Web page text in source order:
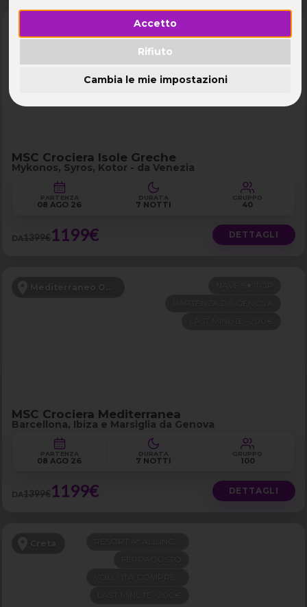
Accetto
Rifiuto
Cambia le mie impostazioni
PENSIONE COMPLETA
LAST MINUTE -200€
MSC Crociera Isole Greche
Mykonos, Syros, Kotor - da Venezia
PARTENZA
08 AGO 26
DURATA
7 NOTTI
GRUPPO
40
DA1399€1199€ DETTAGLI
Mediterraneo Occidentale
MSC Crociera Mediterranea
Barcellona, Ibiza e Marsiglia da Genova
PARTENZA
08 AGO 26
DURATA
7 NOTTI
GRUPPO
100
DA1399€1199€ DETTAGLI
Creta